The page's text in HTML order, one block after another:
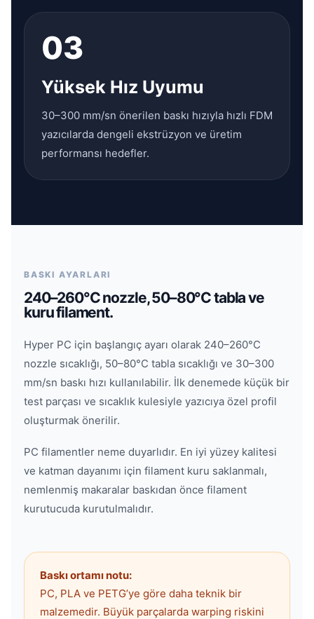
03
Yüksek Hız Uyumu
30–300 mm/sn önerilen baskı hızıyla hızlı FDM
yazıcılarda dengeli ekstrüzyon ve üretim
performansı hedefler.
BASKI AYARLARI
240–260°C nozzle, 50–80°C tabla ve
kuru filament.
Hyper PC için başlangıç ayarı olarak 240–260°C
nozzle sıcaklığı, 50–80°C tabla sıcaklığı ve 30–300
mm/sn baskı hızı kullanılabilir. İlk denemede küçük bir
test parçası ve sıcaklık kulesiyle yazıcıya özel profil
oluşturmak önerilir.
PC filamentler neme duyarlıdır. En iyi yüzey kalitesi
ve katman dayanımı için filament kuru saklanmalı,
nemlenmiş makaralar baskıdan önce filament
kurutucuda kurutulmalıdır.
Baskı ortamı notu:
PC, PLA ve PETG’ye göre daha teknik bir
malzemedir. Büyük parçalarda warping riskini